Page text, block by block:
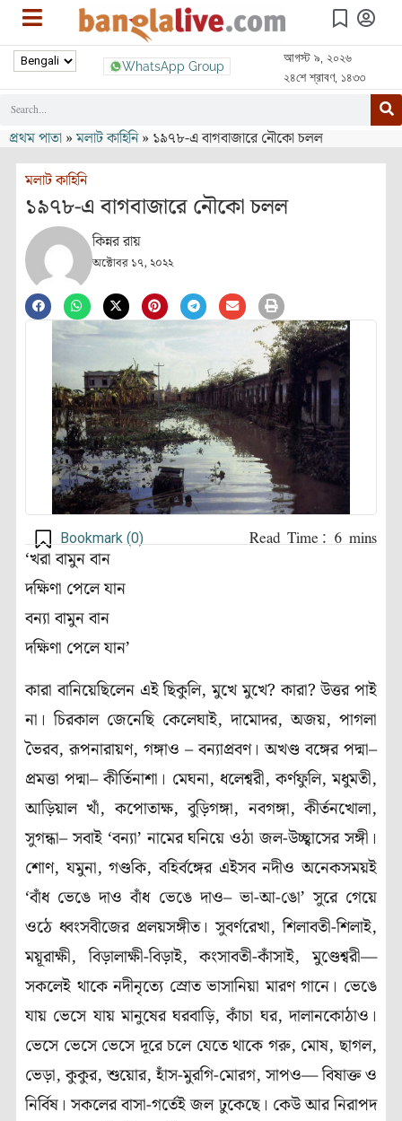
WhatsApp Group
আগস্ট ৯, ২০২৬
২৪শে শ্রাবণ, ১৪৩৩
প্রথম পাতা »মলাট কাহিনি» ১৯৭৮-এ বাগবাজারে নৌকো চলল
মলাট কাহিনি
১৯৭৮-এ বাগবাজারে নৌকো চলল
কিন্নর রায়
অক্টোবর ১৭, ২০২২
Bookmark (0)
‘খরা বামুন বান
দক্ষিণা পেলে যান
বন্যা বামুন বান
দক্ষিণা পেলে যান’
কারা বানিয়েছিলেন এই ছিকুলি, মুখে মুখে? কারা? উত্তর পাই
না। চিরকাল জেনেছি কেলেঘাই, দামোদর, অজয়, পাগলা
ভৈরব, রূপনারায়ণ, গঙ্গাও – বন্যাপ্রবণ। অখণ্ড বঙ্গের পদ্মা–
প্রমত্তা পদ্মা– কীর্তিনাশা। মেঘনা, ধলেশ্বরী, কর্ণফুলি, মধুমতী,
আড়িয়াল খাঁ, কপোতাক্ষ, বুড়িগঙ্গা, নবগঙ্গা, কীর্তনখোলা,
সুগন্ধা– সবাই ‘বন্যা’ নামের ঘনিয়ে ওঠা জল-উচ্ছ্বাসের সঙ্গী।
শোণ, যমুনা, গণ্ডকি, বহির্বঙ্গের এইসব নদীও অনেকসময়ই
‘বাঁধ ভেঙে দাও বাঁধ ভেঙে দাও– ভা-আ-ঙো’ সুরে গেয়ে
ওঠে ধ্বংসবীজের প্রলয়সঙ্গীত। সুবর্ণরেখা, শিলাবতী-শিলাই,
ময়ূরাক্ষী, বিড়ালাক্ষী-বিড়াই, কংসাবতী-কাঁসাই, মুণ্ডেশ্বরী—
সকলেই থাকে নদীনৃত্যে স্রোত ভাসানিয়া মারণ গানে। ভেঙে
যায় ভেসে যায় মানুষের ঘরবাড়ি, কাঁচা ঘর, দালানকোঠাও।
ভেসে ভেসে ভেসে দূরে চলে যেতে থাকে গরু, মোষ, ছাগল,
ভেড়া, কুকুর, শুয়োর, হাঁস-মুরগি-মোরগ, সাপও— বিষাক্ত ও
নির্বিষ। সকলের বাসা-গর্তেই জল ঢুকেছে। কেউ আর নিরাপদ